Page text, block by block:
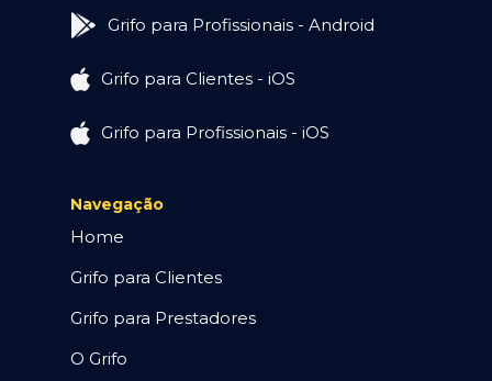
Grifo para Profissionais - Android
Grifo para Clientes - iOS
Grifo para Profissionais - iOS
Navegação
Home
Grifo para Clientes
Grifo para Prestadores
O Grifo